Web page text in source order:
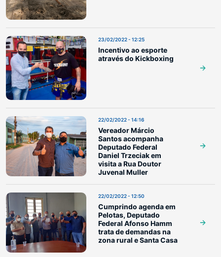
23/02/2022 - 12:25
Incentivo ao esporte
através do Kickboxing
22/02/2022 - 14:16
Vereador Márcio
Santos acompanha
Deputado Federal
Daniel Trzeciak em
visita a Rua Doutor
Juvenal Muller
22/02/2022 - 12:50
Cumprindo agenda em
Pelotas, Deputado
Federal Afonso Hamm
trata de demandas na
zona rural e Santa Casa